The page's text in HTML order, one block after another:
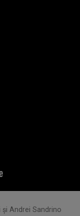
şi Andrei Sandrino